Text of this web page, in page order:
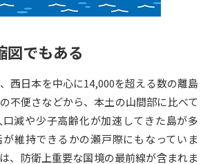
験上の
高等学校卒業程度認定試験
験 小学校教員資格認定試験
資格認定
大学研究 大学検索
図でもある
、西日本を中心に14,000を超える数の離島
不便さなどから、本土の山間部に比べて
減や少子高齢化が加速してきた島が多
維持できるかの瀬戸際にもなっていま
、防衛上重要な国境の最前線が含まれま